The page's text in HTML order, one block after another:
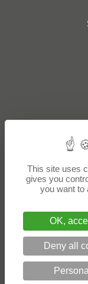
Liste des
Liste des
-Création ou
Sites partenaires
This site uses
gives you
you want to
OK,
Deny all